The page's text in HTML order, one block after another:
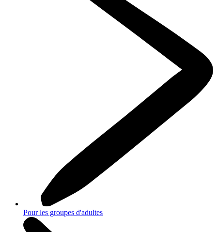
Pour les groupes d'adultes